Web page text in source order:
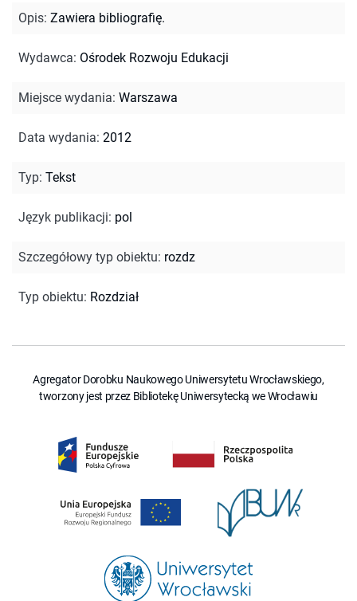
Opis: Zawiera bibliografię.
Wydawca: Ośrodek Rozwoju Edukacji
Miejsce wydania: Warszawa
Data wydania: 2012
Typ: Tekst
Język publikacji: pol
Szczegółowy typ obiektu: rozdz
Typ obiektu: Rozdział
Agregator Dorobku Naukowego Uniwersytetu Wrocławskiego,
tworzony jest przez Bibliotekę Uniwersytecką we Wrocławiu